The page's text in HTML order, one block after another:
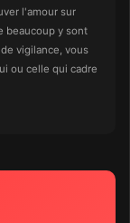
l'amour sur
beaucoup y sont
vigilance, vous
ou celle qui cadre